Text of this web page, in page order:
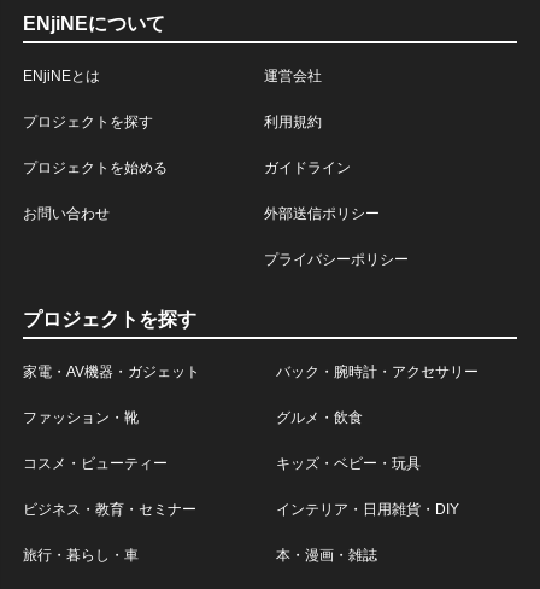
ENjiNEについて
ENjiNEとは
プロジェクトを探す
プロジェクトを始める
お問い合わせ
運営会社
利用規約
ガイドライン
外部送信ポリシー
プライバシーポリシー
プロジェクトを探す
家電・AV機器・ガジェット バック・腕時計・アクセサリー
ファッション・靴 グルメ・飲食
コスメ・ビューティー キッズ・ベビー・玩具
ビジネス・教育・セミナー インテリア・日用雑貨・DIY
旅行・暮らし・車 本・漫画・雑誌